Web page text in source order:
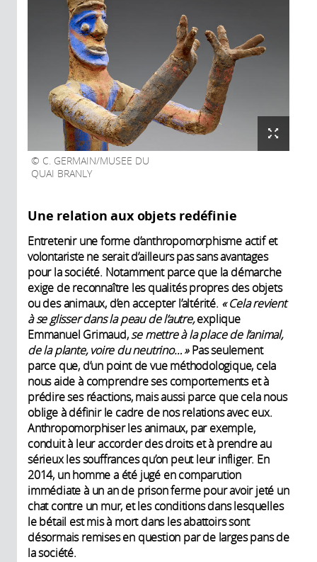
C. GERMAIN/MUSEE DU
QUAI BRANLY
Une relation aux objets redéfinie
Entretenir une forme d’anthropomorphisme actif et
volontariste ne serait d’ailleurs pas sans avantages
pour la société. Notamment parce que la démarche
exige de reconnaître les qualités propres des objets
ou des animaux, d’en accepter l’altérité. « Cela revient
à se glisser dans la peau de l’autre,explique
Emmanuel Grimaud,se mettre à la place de l’animal,
de la plante, voire du neutrino… »Pas seulement
parce que, d’un point de vue méthodologique, cela
nous aide à comprendre ses comportements et à
prédire ses réactions, mais aussi parce que cela nous
oblige à définir le cadre de nos relations avec eux.
Anthropomorphiser les animaux, par exemple,
conduit à leur accorder des droits et à prendre au
sérieux les souffrances qu’on peut leur infliger. En
2014, un homme a été jugé en comparution
immédiate à un an de prison ferme pour avoir jeté un
chat contre un mur, et les conditions dans lesquelles
le bétail est mis à mort dans les abattoirs sont
désormais remises en question par de larges pans de
la société.